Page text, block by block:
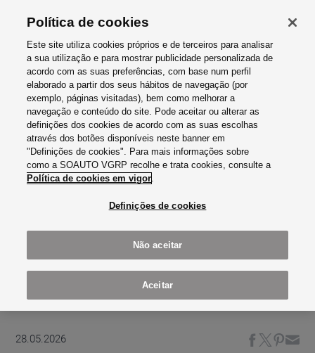
SOAUTO VGRP- COMÉRCIO DE
AUTOMÓVEIS, SA
A SOAUTO FOI PARCEIRA OFICIAL
DA CORRIDA VILA RIO
Experimente o desempenho de um automóvel ao mais alto
o seu CUPRA favorito.
Notícias
A SOAUTO foi parceira oficial da Corrida Vila Rio
28.05.2026
Política de cookies
Este site utiliza cookies próprios e de terceiros para analisar
a sua utilização e para mostrar publicidade personalizada de
acordo com as suas preferências, com base num perfil
elaborado a partir dos seus hábitos de navegação (por
exemplo, páginas visitadas), bem como melhorar a
navegação e conteúdo do site. Pode aceitar ou alterar as
definições dos cookies de acordo com as suas escolhas
através dos botões disponíveis neste banner em
"Definições de cookies". Para mais informações sobre
como a SOAUTO VGRP recolhe e trata cookies, consulte a
Política de cookies em vigor.
Definições de cookies
Não aceitar
Aceitar